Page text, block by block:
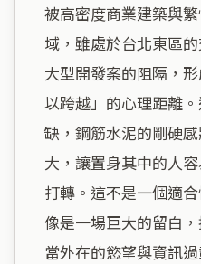
被高密度商業建築與
域，雖處於台北東區
大型開發案的阻隔，
以跨越」的心理距離
缺，鋼筋水泥的剛硬
大，讓置身其中的人
打轉。這不是一個適
像是一場巨大的留白
當外在的慾望與資訊